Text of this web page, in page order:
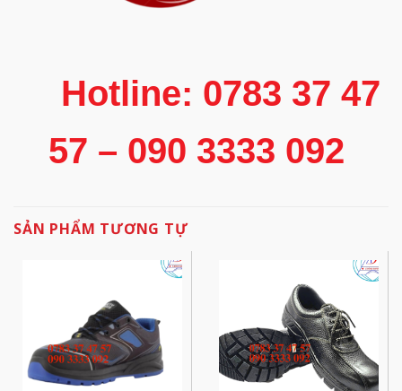
Hotline: 0783 37 47
57 – 090 3333 092
SẢN PHẨM TƯƠNG TỰ